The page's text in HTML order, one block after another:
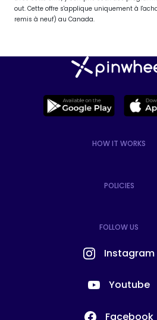
out. Cette offre s'applique uniquement à
remis à neuf) au Canada.
HOW IT WORKS
POLICIES
FOLLOW US
Instagram
Youtube
Facebook